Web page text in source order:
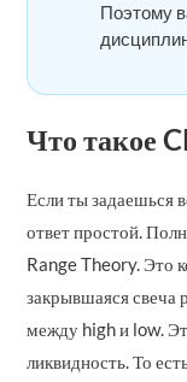
Поэтому
Что такое
Если ты задаешься
ответ простой.
Range Theory. Это
закрывшаяся свеча
между high и low.
ликвидность. То